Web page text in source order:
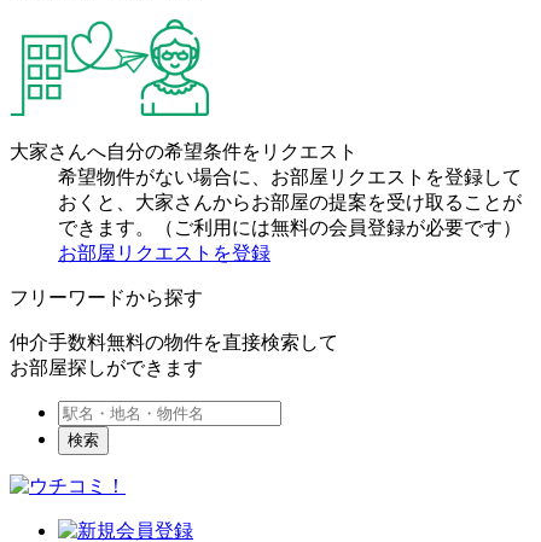
大家さんへ自分の希望条件をリクエスト
希望物件がない場合に、お部屋リクエストを登録して
おくと、大家さんからお部屋の提案を受け取ることが
できます。（ご利用には無料の会員登録が必要です）
お部屋リクエストを登録
フリーワードから探す
仲介手数料無料の物件を直接検索して
お部屋探しができます
検索